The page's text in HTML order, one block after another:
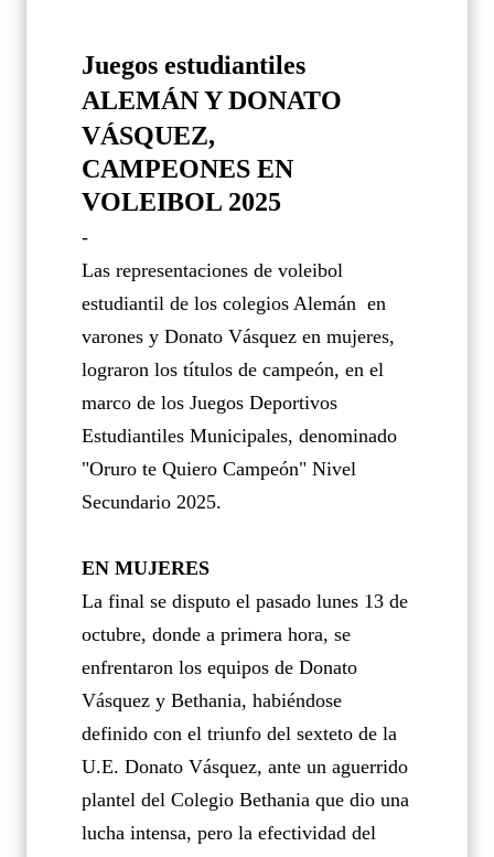
Juegos estudiantiles
ALEMÁN Y DONATO
VÁSQUEZ,
CAMPEONES EN
VOLEIBOL 2025
-
Las representaciones de voleibol
estudiantil de los colegios Alemán en
varones y Donato Vásquez en mujeres,
lograron los títulos de campeón, en el
marco de los Juegos Deportivos
Estudiantiles Municipales, denominado
"Oruro te Quiero Campeón" Nivel
Secundario 2025.
EN MUJERES
La final se disputo el pasado lunes 13 de
octubre, donde a primera hora, se
enfrentaron los equipos de Donato
Vásquez y Bethania, habiéndose
definido con el triunfo del sexteto de la
U.E. Donato Vásquez, ante un aguerrido
plantel del Colegio Bethania que dio una
lucha intensa, pero la efectividad del